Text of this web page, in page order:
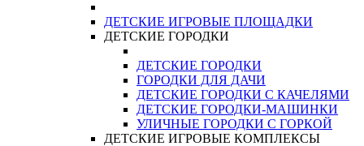
ДЕТСКИЕ ИГРОВЫЕ ПЛОЩАДКИ
ДЕТСКИЕ ГОРОДКИ
ДЕТСКИЕ ГОРОДКИ
ГОРОДКИ ДЛЯ ДАЧИ
ДЕТСКИЕ ГОРОДКИ С КАЧЕЛЯМИ
ДЕТСКИЕ ГОРОДКИ-МАШИНКИ
УЛИЧНЫЕ ГОРОДКИ С ГОРКОЙ
ДЕТСКИЕ ИГРОВЫЕ КОМПЛЕКСЫ